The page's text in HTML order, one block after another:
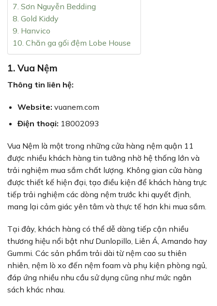
7. Sơn Nguyễn Bedding
8. Gold Kiddy
9. Hanvico
10. Chăn ga gối đệm Lobe House
1. Vua Nệm
Thông tin liên hệ:
Website: vuanem.com
Điện thoại: 18002093
Vua Nệm là một trong những cửa hàng nệm quận 11
được nhiều khách hàng tin tưởng nhờ hệ thống lớn và
trải nghiệm mua sắm chất lượng. Không gian cửa hàng
được thiết kế hiện đại, tạo điều kiện để khách hàng trực
tiếp trải nghiệm các dòng nệm trước khi quyết định,
mang lại cảm giác yên tâm và thực tế hơn khi mua sắm.
Tại đây, khách hàng có thể dễ dàng tiếp cận nhiều
thương hiệu nổi bật như Dunlopillo, Liên Á, Amando hay
Gummi. Các sản phẩm trải dài từ nệm cao su thiên
nhiên, nệm lò xo đến nệm foam và phụ kiện phòng ngủ,
đáp ứng nhiều nhu cầu sử dụng cũng như mức ngân
sách khác nhau.